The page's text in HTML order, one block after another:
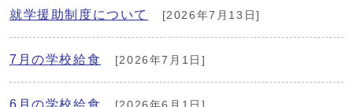
就学援助制度について [2026年7月13日]
7月の学校給食 [2026年7月1日]
6月の学校給食